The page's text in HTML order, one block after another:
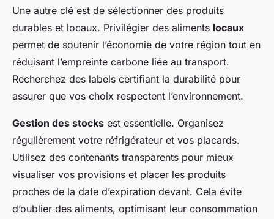
Une autre clé est de sélectionner des produits
durables et locaux. Privilégier des aliments locaux
permet de soutenir l’économie de votre région tout en
réduisant l’empreinte carbone liée au transport.
Recherchez des labels certifiant la durabilité pour
assurer que vos choix respectent l’environnement.
Gestion des stocks est essentielle. Organisez
régulièrement votre réfrigérateur et vos placards.
Utilisez des contenants transparents pour mieux
visualiser vos provisions et placer les produits
proches de la date d’expiration devant. Cela évite
d’oublier des aliments, optimisant leur consommation